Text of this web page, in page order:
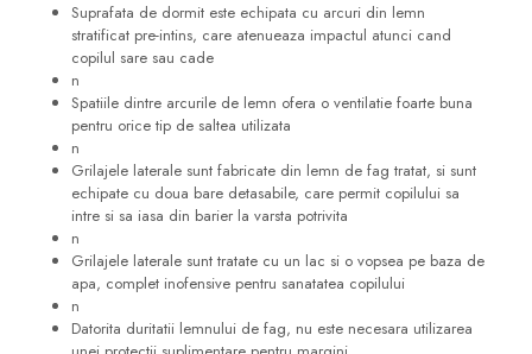
Suprafata de dormit este echipata cu arcuri din lemn
stratificat pre-intins, care atenueaza impactul atunci cand
copilul sare sau cade
n
Spatiile dintre arcurile de lemn ofera o ventilatie foarte buna
pentru orice tip de saltea utilizata
n
Grilajele laterale sunt fabricate din lemn de fag tratat, si sunt
echipate cu doua bare detasabile, care permit copilului sa
intre si sa iasa din barier la varsta potrivita
n
Grilajele laterale sunt tratate cu un lac si o vopsea pe baza de
apa, complet inofensive pentru sanatatea copilului
n
Datorita duritatii lemnului de fag, nu este necesara utilizarea